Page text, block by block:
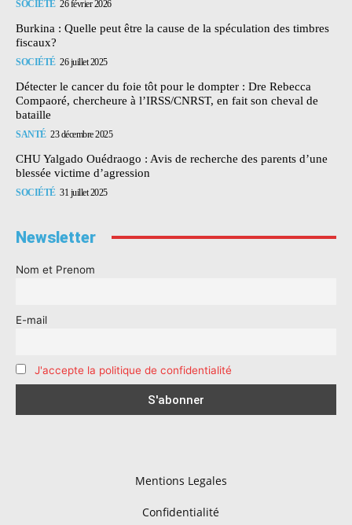
SOCIÉTÉ 26 février 2026
Burkina : Quelle peut être la cause de la spéculation des timbres
fiscaux?
SOCIÉTÉ 26 juillet 2025
Détecter le cancer du foie tôt pour le dompter : Dre Rebecca
Compaoré, chercheure à l’IRSS/CNRST, en fait son cheval de
bataille
SANTÉ 23 décembre 2025
CHU Yalgado Ouédraogo : Avis de recherche des parents d’une
blessée victime d’agression
SOCIÉTÉ 31 juillet 2025
Newsletter
Nom et Prenom
E-mail
J'accepte la politique de confidentialité
Mentions Legales
Confidentialité